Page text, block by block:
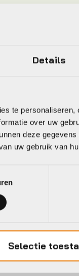
Details
te
over uw
deze
uw gebruik van
Selectie
OP